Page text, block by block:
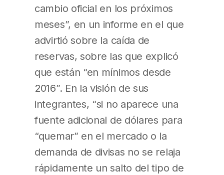
cambio oficial en los próximos
meses”, en un informe en el que
advirtió sobre la caída de
reservas, sobre las que explicó
que están “en mínimos desde
2016”. En la visión de sus
integrantes, “si no aparece una
fuente adicional de dólares para
“quemar” en el mercado o la
demanda de divisas no se relaja
rápidamente un salto del tipo de